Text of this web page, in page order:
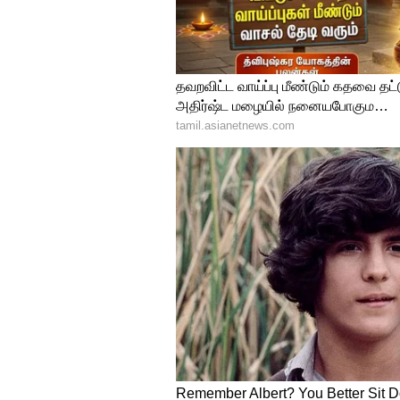
அதன் படம் ஷூட்டிங்
டிஜிட்டல் உரிமம், சாட்டலைட்
செய்யப்பட்டுள்ளதாகவும்,
மூவிஸ் சுமார் 100 கோடிக்கு
Breaking: விஜய்
பொறுப்பாளர்களுடன் திடீர்